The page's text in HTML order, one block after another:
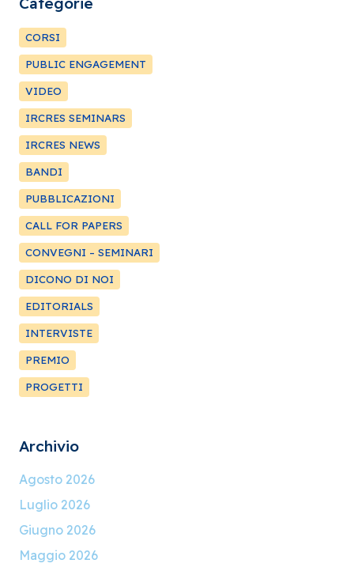
CORSI
PUBLIC ENGAGEMENT
VIDEO
IRCRES SEMINARS
IRCRES NEWS
BANDI
PUBBLICAZIONI
CALL FOR PAPERS
CONVEGNI – SEMINARI
DICONO DI NOI
EDITORIALS
INTERVISTE
PREMIO
PROGETTI
Archivio
Agosto 2026
Luglio 2026
Giugno 2026
Maggio 2026